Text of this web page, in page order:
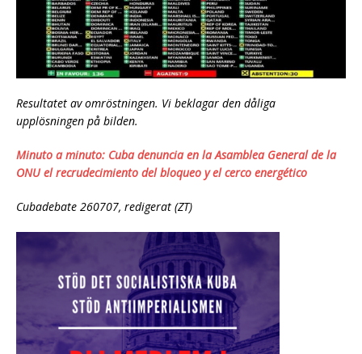
Resultatet av omröstningen. Vi beklagar den dåliga
upplösningen på bilden.
Minuto a minuto: Cuba denuncia en la Asamblea General de la
ONU el recrudecimiento del bloqueo y el cerco energético
Cubadebate 260707, redigerat (ZT)